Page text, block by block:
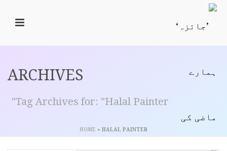
ARCHIVES
Tag Archives for: "Halal Painter"
HOME » HALAL PAINTER